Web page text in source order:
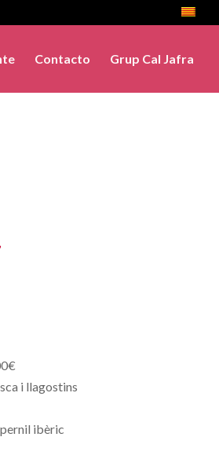
Contacto Grup Cal Jafra
i llagostins
ibèric